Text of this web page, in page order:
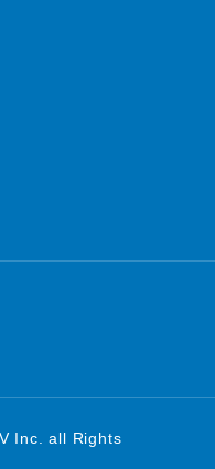
Inc. all Rights